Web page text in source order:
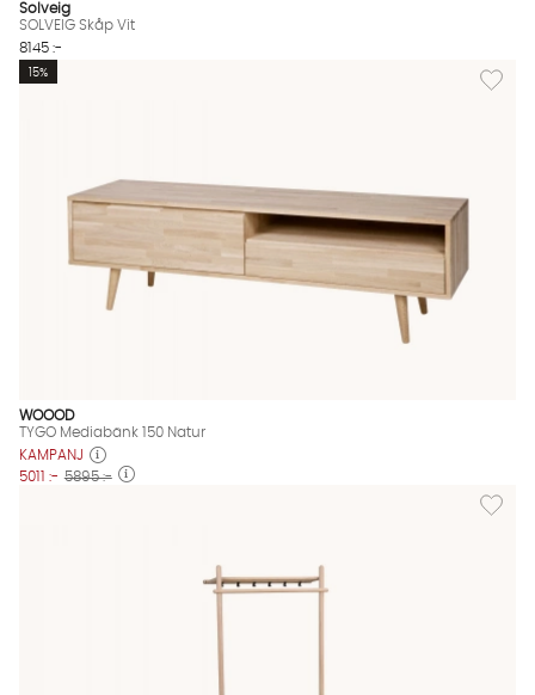
Solveig
SOLVEIG Skåp Vit
8145 :-
Lägg
15%
WOOOD
TYGO Mediabänk 150 Natur
KAMPANJ
5011 :- 5895 :-
Lägg